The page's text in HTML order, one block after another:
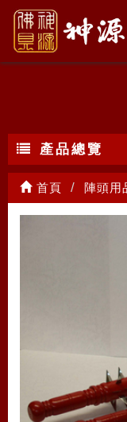
五寶
產品總覽
首頁 陣頭用